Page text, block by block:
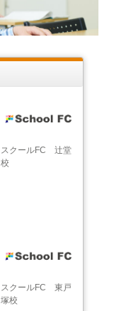
スクールFC 辻堂
校
スクールFC 東戸
塚校